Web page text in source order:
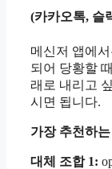
(카카오톡, 슬
메신저 앱에
되어 당황할
래로 내리고
시면 됩니다.
가장 추천하
대체 조합 1: